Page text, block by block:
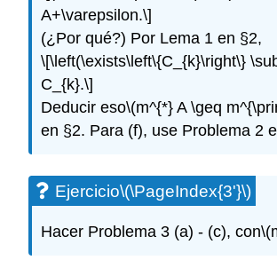
A+\varepsilon.\]
(¿Por qué?) Por Lema 1 en §2,
\[\left(\exists\left\{C_{k}\right\}
C_{k}.\]
Deducir eso\(m^{*} A \geq
en §2. Para (f), use Problema 2
Ejercicio\(\PageIndex{3'}\)
Hacer Problema 3 (a) - (c), con